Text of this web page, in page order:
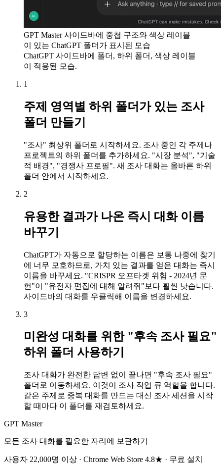
GPT Master 사이드바에 중첩 구조와 색상 레이블
이 있는 ChatGPT 폴더가 표시된 모습
ChatGPT 사이드바에 폴더, 하위 폴더, 색상 레이블
이 적용된 모습.
1
주제 영역별 하위 폴더가 있는 조사
폴더 만들기
"조사" 최상위 폴더로 시작하세요. 조사 중인 각 주제나
프로젝트의 하위 폴더를 추가하세요. "시장 분석", "기술
적 배경", "경쟁사 프로필". 새 조사 대화는 올바른 하위
폴더 안에서 시작하세요.
2
유용한 결과가 나온 즉시 대화 이름
바꾸기
ChatGPT가 자동으로 할당하는 이름은 보통 나중에 찾기
에 너무 모호하므로, 가치 있는 결과를 얻은 대화는 즉시
이름을 바꾸세요. "CRISPR 오프타겟 위험 - 2024년 문
헌"이 "유전자 편집에 대해 알려줘"보다 훨씬 낫습니다.
사이드바의 대화를 우클릭해 이름을 변경하세요.
3
미완성 대화를 위한 "후속 조사 필요"
하위 폴더 사용하기
조사 대화가 완전한 답변 없이 끝나면 "후속 조사 필요"
폴더로 이동하세요. 이것이 조사 작업 큐 역할을 합니다.
같은 주제로 중복 대화를 만드는 대신 조사 세션을 시작
할 때마다 이 폴더를 재검토하세요.
GPT Master
모든 조사 대화를 필요한 자리에 보관하기
사용자 22,000명 이상 · Chrome Web Store 4.8★ · 무료 설치